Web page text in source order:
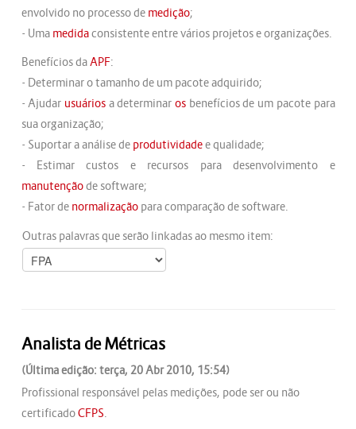
envolvido no processo de medição;
- Uma medidaconsistente entre vários projetos e organizações.
Benefícios daAPF:
- Determinar o tamanho de um pacote adquirido;
- Ajudar usuáriosa determinaros benefícios de um pacote para
sua organização;
- Suportar a análise de produtividadee qualidade;
- Estimar custos e recursos para desenvolvimento e
manutençãode software;
- Fator de normalizaçãopara comparação de software.
Outras palavras que serão linkadas ao mesmo item:
Analista de Métricas
(Última edição: terça, 20 Abr 2010, 15:54)
Profissional responsável pelas medições, pode ser ou não
certificadoCFPS.